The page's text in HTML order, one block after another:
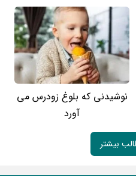
نوشیدنی که بلوغ زودرس می
آورد
بیشتر